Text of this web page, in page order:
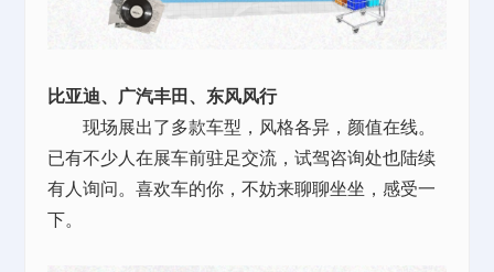
比亚迪、广汽丰田、东风风行
现场展出了多款车型，风格各异，颜值在线。
已有不少人在展车前驻足交流，试驾咨询处也陆续
有人询问。喜欢车的你，不妨来聊聊坐坐，感受一
下。